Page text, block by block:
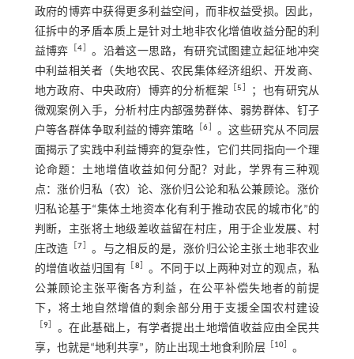
政府的博弈中获得更多利益空间，而非权益受损。因此，
征拆中的矛盾本质上是针对土地非农化增值收益分配的利
益博弈 ［4
。沿着这一思路，有研究试图建立起征地冲突
中利益相关者（失地农民、农民集体经济组织、开发商、
地方政府、中央政府）博弈的分析框架 ［5
；也有研究从
微观案例入手，分析村庄内部强势群体、弱势群体、钉子
户等各群体争取利益的博弈策略 ［6
。这些研究从不同层
面揭示了实践中利益博弈的复杂性，它们共同指向一个理
论命题：土地增值收益如何分配？对此，学界有三种观
点：涨价归私（农）论、涨价归公论和私公兼顾论。涨价
归私论基于“集体土地资本化有利于推动农民的城市化”的
判断，主张将土地级差收益留在村庄，用于企业发展、村
庄改造 ［7
。与之相反的是，涨价归公论主张土地非农业
的增值收益归国有
8
。不同于以上两种对立的观点，私
公兼顾论主张平衡各方利益，在公平补偿失地者的前提
下，将土地自然增值的剩余部分用于支援全国农村建设
［9
。在此基础上，有学者提出土地增值收益应由全民共
享，也就是“地利共享”，防止出现土地食利阶层
10］ 。